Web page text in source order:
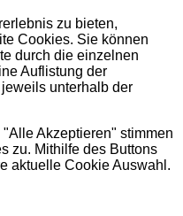
zu bieten,
Cookies. Sie können
durch die einzelnen
Auflistung der
unterhalb der
Akzeptieren" stimmen
zu. Mithilfe des Buttons
aktuelle Cookie Auswahl.